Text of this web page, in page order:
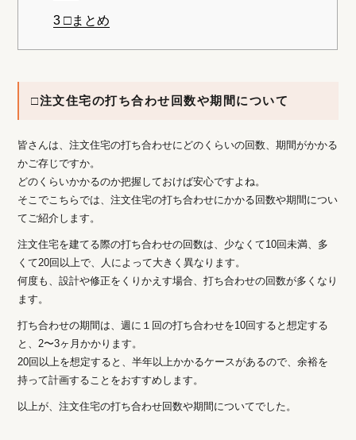
3 □まとめ
□注文住宅の打ち合わせ回数や期間について
皆さんは、注文住宅の打ち合わせにどのくらいの回数、期間がかかる
かご存じですか。
どのくらいかかるのか把握しておけば安心ですよね。
そこでこちらでは、注文住宅の打ち合わせにかかる回数や期間につい
てご紹介します。
注文住宅を建てる際の打ち合わせの回数は、少なくて10回未満、多
くて20回以上で、人によって大きく異なります。
何度も、設計や修正をくりかえす場合、打ち合わせの回数が多くなり
ます。
打ち合わせの期間は、週に１回の打ち合わせを10回すると想定する
と、2〜3ヶ月かかります。
20回以上を想定すると、半年以上かかるケースがあるので、余裕を
持って計画することをおすすめします。
以上が、注文住宅の打ち合わせ回数や期間についてでした。